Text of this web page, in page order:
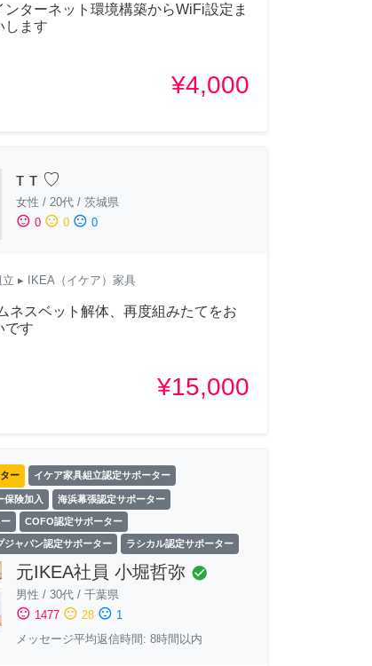
ンターネット環境構築からWiFi設定ま
します
¥4,000
т т ♡
女性 / 20代/ 茨城県
sentiment_satisfied 0 sentiment_neutral 0 sentiment_dissatisfied 0
▸ IKEA（イケア）家具
ネスベット解体、再度組みたてをお
です
¥15,000
ー イケア家具組立認定サポーター
保険加入 海浜幕張認定サポーター
COFO認定サポーター
ジャパン認定サポーター ラシカル認定サポーター
元IKEA社員 小堀哲弥 check_circle
男性 / 30代/ 千葉県
sentiment_satisfied 1477 sentiment_neutral 28 sentiment_dissatisfied 1
メッセージ平均返信時間: 8時間以内